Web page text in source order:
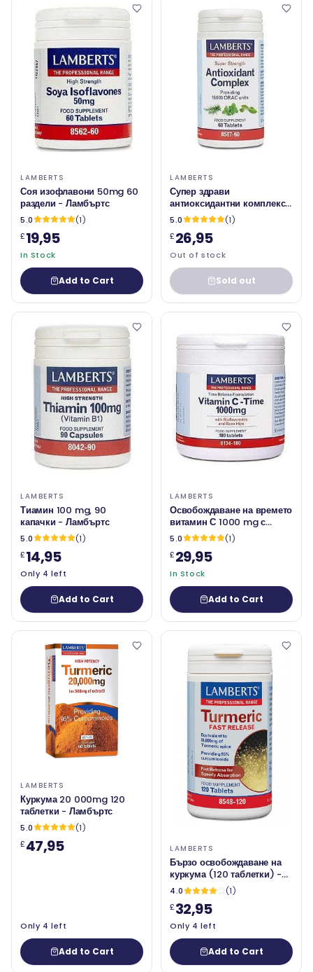
LAMBERTS
Соя изофлавони 50mg 60
раздели - Ламбъртс
5.0
(1)
£19,95
In Stock
Add to Cart
LAMBERTS
Супер здрави
антиоксидантни комплекс,
60 раздели - Ламбъртс
5.0
(1)
£26,95
Out of stock
Sold out
LAMBERTS
Тиамин 100 mg, 90
капачки - Ламбъртс
5.0
(1)
£14,95
Only 4 left
Add to Cart
LAMBERTS
Освобождаване на времето
витамин С 1000 mg с
биофлавоноиди и розови
бедра - 180 раздели -
Ламбъртс
5.0
(1)
£29,95
In Stock
Add to Cart
LAMBERTS
Куркума 20 000mg 120
таблетки - Ламбъртс
5.0
(1)
£47,95
Only 4 left
Add to Cart
LAMBERTS
Бързо освобождаване на
куркума (120 таблетки) -
Lamberts
4.0
(1)
£32,95
Only 4 left
Add to Cart